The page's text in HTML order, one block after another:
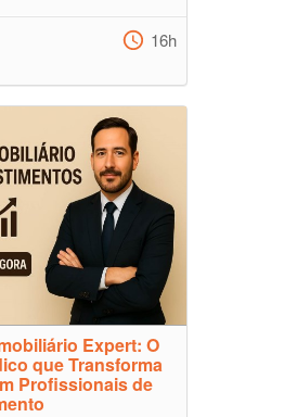
16h
Expert: O
que Transforma
Profissionais de